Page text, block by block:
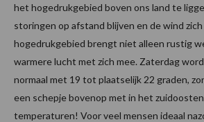
het hogedrukgebied boven ons land te
storingen op afstand blijven en de wind
hogedrukgebied brengt niet alleen rustig
warmere lucht met zich mee. Zaterdag
normaal met 19 tot plaatselijk 22 graden,
een schepje bovenop met in het
temperaturen! Voor veel mensen ideaal